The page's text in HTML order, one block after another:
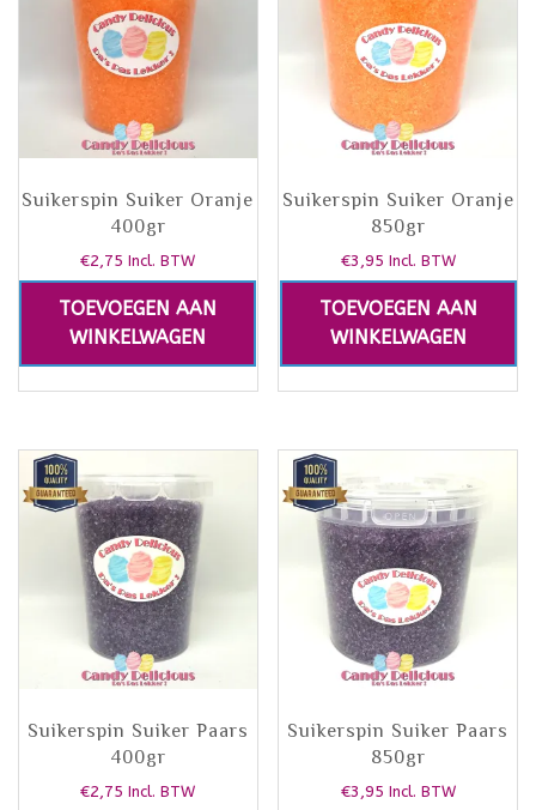
Suikerspin Suiker Oranje
400gr
€2,75 Incl. BTW
TOEVOEGEN AAN
WINKELWAGEN
Suikerspin Suiker Oranje
850gr
€3,95 Incl. BTW
TOEVOEGEN AAN
WINKELWAGEN
Suikerspin Suiker Paars
400gr
€2,75 Incl. BTW
Suikerspin Suiker Paars
850gr
€3,95 Incl. BTW